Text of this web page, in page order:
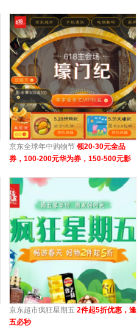
京东全球年中购物节 领20-30元全品
券，100-200元华为券，150-500元影
京东超市疯狂星期五 2件起5折优惠，逢
五必秒